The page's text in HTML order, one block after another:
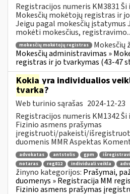
Registracijos numeris KM3831
Mokesčių mokėtojų registras ir
Jeigu pagal mokesčių įstatymus
mokėti mokesčius,
mokesčių mokėtojų registras
Mokesčių
Mokesčių administravimas »
registras ir jo tvarkymas (43-47
Kokia yra individualios
tvarka?
Web turinio sąrašas 2024-12-23
Registracijos numeris KM1342
Fizinio asmens prašymas
įregistruoti/pakeisti/
duomenis MMR Aspektas
advokatas antstolis gpm
notaras
reg812 individuali veikla
žinyno kategorijos: Prašymai,
duomenys » Registracija MM
Fizinio asmens prašymas